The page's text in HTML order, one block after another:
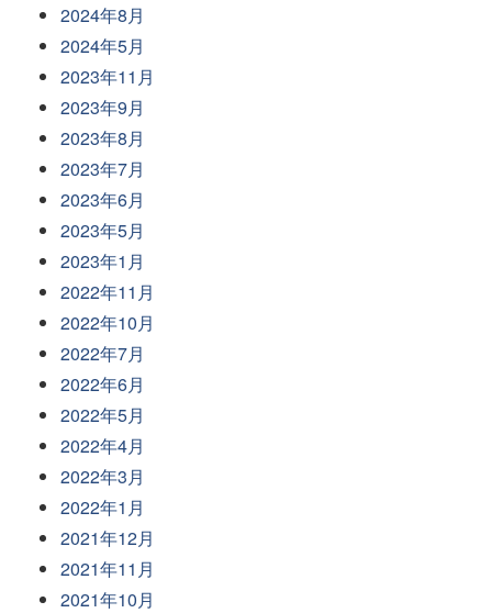
2024年8月
2024年5月
2023年11月
2023年9月
2023年8月
2023年7月
2023年6月
2023年5月
2023年1月
2022年11月
2022年10月
2022年7月
2022年6月
2022年5月
2022年4月
2022年3月
2022年1月
2021年12月
2021年11月
2021年10月